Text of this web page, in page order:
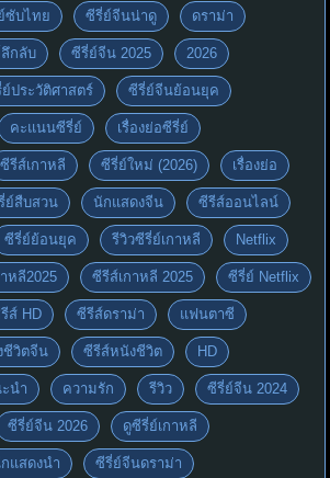
ซับไทย ซีรี่ย์จีนน่าดู ดราม่า
กลับ ซีรี่ย์จีน 2025 2026
ประวัติศาสตร์ ซีรี่ย์จีนย้อนยุค
คะแนนซีรี่ย์ เรื่องย่อซีรี่ย์
ซีรีส์เกาหลี ซีรี่ย์ใหม่ (2026) เรื่องย่อ
ย์สืบสวน นักแสดงจีน ซีรีส์ออนไลน์
ซีรี่ย์ย้อนยุค รีวิวซีรี่ย์เกาหลี Netflix
หลี2025 ซีรีส์เกาหลี 2025 ซีรี่ย์ Netflix
ส์ HD ซีรีส์ดราม่า แฟนตาซี
ชีวิตจีน ซีรีส์หนังชีวิต HD
นำ ความรัก รีวิว ซีรี่ย์จีน 2024
ซีรี่ย์จีน 2026 ดูซีรี่ย์เกาหลี
แสดงนำ ซีรี่ย์จีนดราม่า